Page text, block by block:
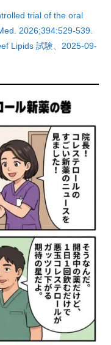
trial of the oral
2026;394:529-539.
Lipids 試験、2025-09-